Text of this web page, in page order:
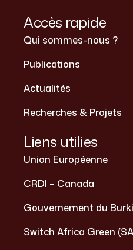
Accès rapide
Qui sommes-nous ?
Publications
Actualités
Recherches & Projets
Liens utilies
Union Européenne
CRDI – Canada
Gouvernement du
Switch Africa Green